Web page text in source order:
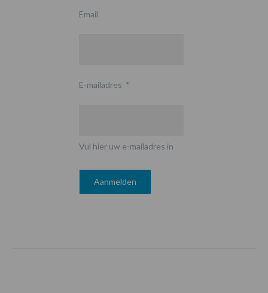
Email
E-mailadres *
Vul hier uw e-mailadres in